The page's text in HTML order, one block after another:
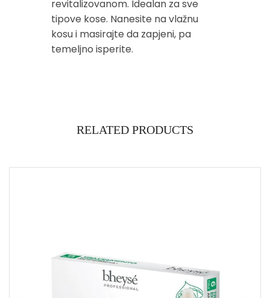
revitalizovanom. Idealan za sve
tipove kose. Nanesite na vlažnu
kosu i masirajte da zapjeni, pa
temeljno isperite.
RELATED PRODUCTS